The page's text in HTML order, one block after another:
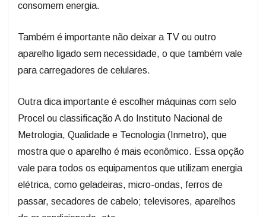
consomem energia.
Também é importante não deixar a TV ou outro
aparelho ligado sem necessidade, o que também vale
para carregadores de celulares.
Outra dica importante é escolher máquinas com selo
Procel ou classificação A do Instituto Nacional de
Metrologia, Qualidade e Tecnologia (Inmetro), que
mostra que o aparelho é mais econômico. Essa opção
vale para todos os equipamentos que utilizam energia
elétrica, como geladeiras, micro-ondas, ferros de
passar, secadores de cabelo; televisores, aparelhos